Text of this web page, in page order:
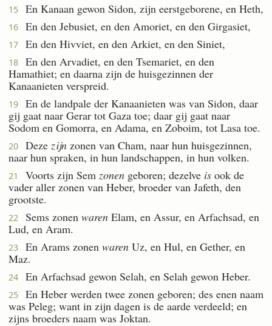
15 En Kanaan gewon Sidon, zijn eerstgeborene, en Heth,
16 En den Jebusiet, en den Amoriet, en den Girgasiet,
17 En den Hivviet, en den Arkiet, en den Siniet,
18
En den Arvadiet, en den Tsemariet, en den
Hamathiet; en daarna zijn de huisgezinnen der
Kanaanieten verspreid.
19
En de landpale der Kanaanieten was van Sidon, daar
gij gaat naar Gerar tot Gaza toe; daar gij gaat naar
Sodom en Gomorra, en Adama, en Zoboim, tot Lasa toe.
20 Deze zijn zonen van Cham, naar hun huisgezinnen,
naar hun spraken, in hun landschappen, in hun volken.
21 Voorts zijn Sem zonen geboren; dezelve is ook de
vader aller zonen van Heber, broeder van Jafeth, den
grootste.
22 Sems zonen waren Elam, en Assur, en Arfachsad, en
Lud, en Aram.
23 En Arams zonen waren Uz, en Hul, en Gether, en
Maz.
24 En Arfachsad gewon Selah, en Selah gewon Heber.
25
En Heber werden twee zonen geboren; des enen naam
was Peleg; want in zijn dagen is de aarde verdeeld; en
zijns broeders naam was Joktan.